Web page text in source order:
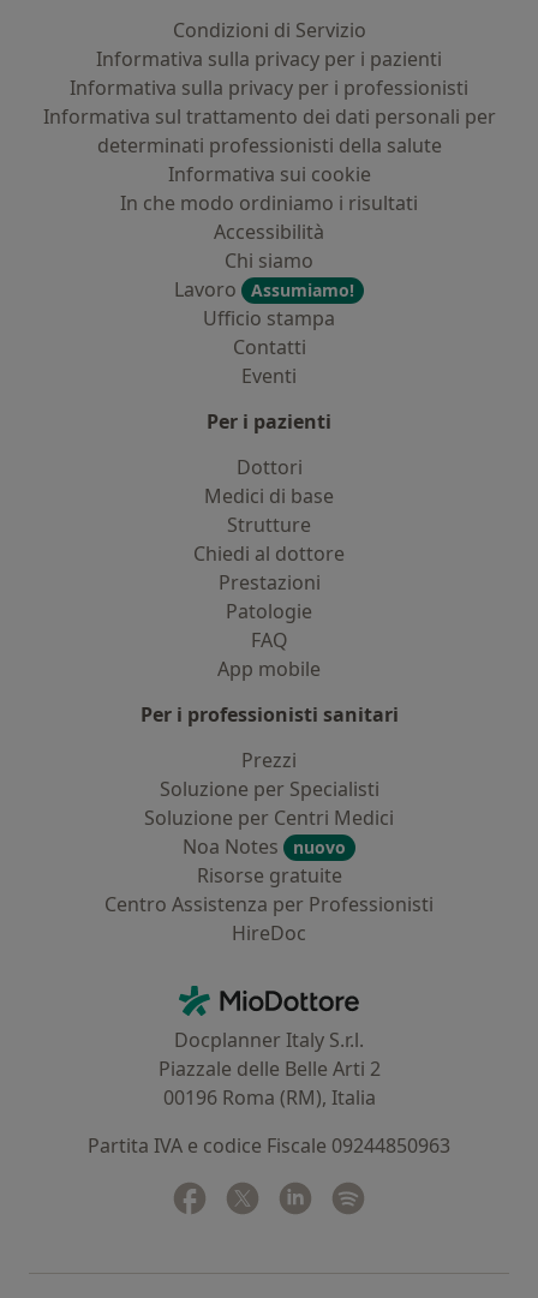
Condizioni di Servizio
Informativa sulla privacy per i pazienti
Informativa sulla privacy per i professionisti
Informativa sul trattamento dei dati personali per
determinati professionisti della salute
Informativa sui cookie
In che modo ordiniamo i risultati
Accessibilità
Chi siamo
Lavoro
Assumiamo!
Ufficio stampa
Contatti
Eventi
Per i pazienti
Dottori
Medici di base
Strutture
Chiedi al dottore
Prestazioni
Patologie
FAQ
App mobile
Per i professionisti sanitari
Prezzi
Soluzione per Specialisti
Soluzione per Centri Medici
Noa Notes
nuovo
Risorse gratuite
Centro Assistenza per Professionisti
HireDoc
MioDottore - Homepage
Docplanner Italy S.r.l.
Piazzale delle Belle Arti 2
00196 Roma (RM), Italia
Partita IVA e codice Fiscale 09244850963
Facebook
si apre in una nuova scheda
Twitter
si apre in una nuova scheda
Linkedin
si apre in una nuova